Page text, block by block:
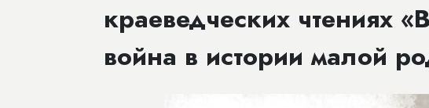
краеведческих чтениях
война в истории малой